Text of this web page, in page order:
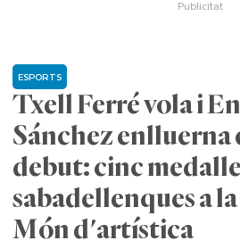
Txell Ferré vola i
Sánchez enlluerna
debut: cinc
sabadellenques a
Món d'artística
ESPORTS